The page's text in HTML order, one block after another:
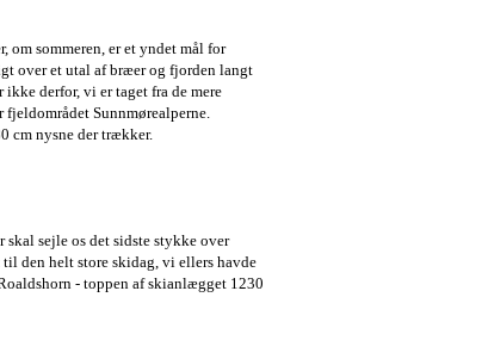
om sommeren, er et yndet mål for
over et utal af bræer og fjorden langt
derfor, vi er taget fra de mere
fjeldområdet Sunnmørealperne.
cm nysne der trækker.
sejle os det sidste stykke over
den helt store skidag, vi ellers havde
- toppen af skianlægget 1230